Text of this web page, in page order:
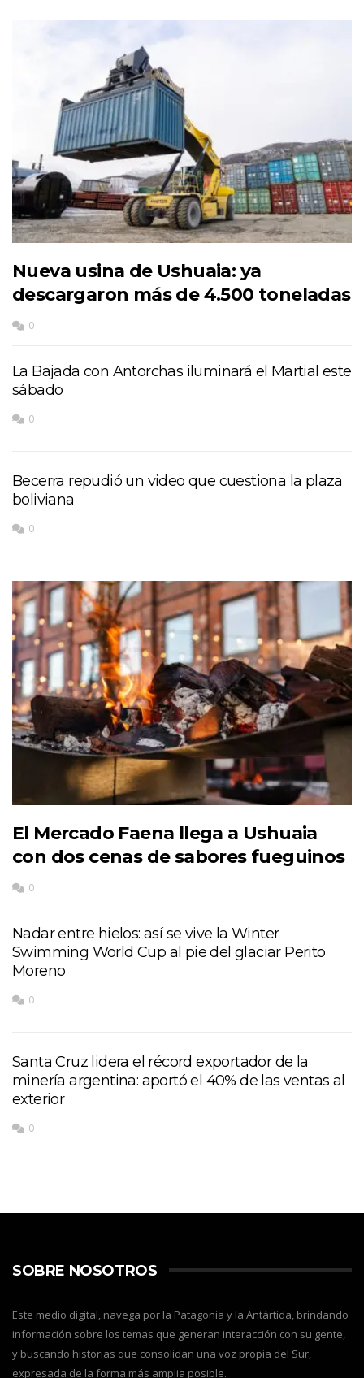
Nueva usina de Ushuaia: ya
descargaron más de 4.500 toneladas
0
La Bajada con Antorchas iluminará el Martial este
sábado
0
Becerra repudió un video que cuestiona la plaza
boliviana
0
El Mercado Faena llega a Ushuaia
con dos cenas de sabores fueguinos
0
Nadar entre hielos: así se vive la Winter
Swimming World Cup al pie del glaciar Perito
Moreno
0
Santa Cruz lidera el récord exportador de la
minería argentina: aportó el 40% de las ventas al
exterior
0
SOBRE NOSOTROS
Este medio digital, navega por la Patagonia y la Antártida, brindando
información sobre los temas que generan interacción con su gente,
y buscando historias que consolidan una voz propia del Sur,
expresada de la forma más amplia posible.